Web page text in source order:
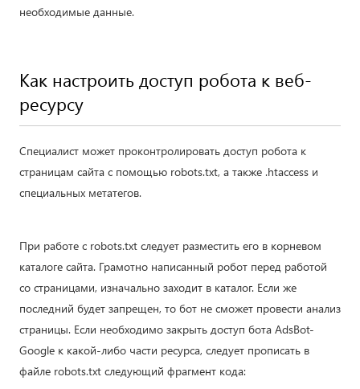
необходимые данные.
Как настроить доступ робота к веб-
ресурсу
Специалист может проконтролировать доступ робота к
страницам сайта с помощью robots.txt, а также .htaccess и
специальных метатегов.
При работе с robots.txt следует разместить его в корневом
каталоге сайта. Грамотно написанный робот перед работой
со страницами, изначально заходит в каталог. Если же
последний будет запрещен, то бот не сможет провести анализ
страницы. Если необходимо закрыть доступ бота AdsBot-
Google к какой-либо части ресурса, следует прописать в
файле robots.txt следующий фрагмент кода: